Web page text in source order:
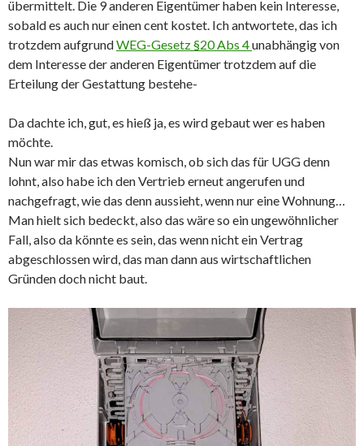
übermittelt. Die 9 anderen Eigentümer haben kein Interesse,
sobald es auch nur einen cent kostet. Ich antwortete, das ich
trotzdem aufgrundWEG-Gesetz §20 Abs 4unabhängig von
dem Interesse der anderen Eigentümer trotzdem auf die
Erteilung der Gestattung bestehe-
Da dachte ich, gut, es hieß ja, es wird gebaut wer es haben
möchte.
Nun war mir das etwas komisch, ob sich das für UGG denn
lohnt, also habe ich den Vertrieb erneut angerufen und
nachgefragt, wie das denn aussieht, wenn nur eine Wohnung…
Man hielt sich bedeckt, also das wäre so ein ungewöhnlicher
Fall, also da könnte es sein, das wenn nicht ein Vertrag
abgeschlossen wird, das man dann aus wirtschaftlichen
Gründen doch nicht baut.